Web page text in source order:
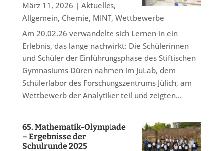
März 11, 2026 | Aktuelles,
Allgemein, Chemie, MINT, Wettbewerbe
Am 20.02.26 verwandelte sich Lernen in ein
Erlebnis, das lange nachwirkt: Die Schülerinnen
und Schüler der Einführungsphase des Stiftischen
Gymnasiums Düren nahmen im JuLab, dem
Schülerlabor des Forschungszentrums Jülich, am
Wettbewerb der Analytiker teil und zeigten...
65. Mathematik-Olympiade
– Ergebnisse der
Schulrunde 2025